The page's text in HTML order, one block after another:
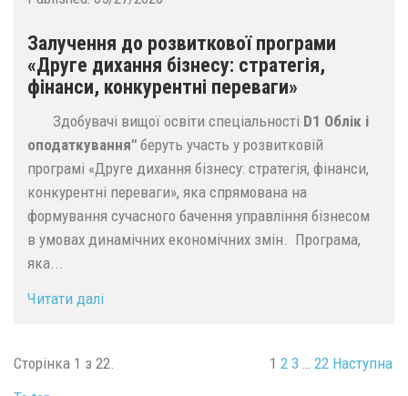
Залучення до розвиткової програми
«Друге дихання бізнесу: стратегія,
фінанси, конкурентні переваги»
Здобувачі вищої освіти спеціальності D1 Облік і
оподаткування" беруть участь у розвитковій
програмі «Друге дихання бізнесу: стратегія, фінанси,
конкурентні переваги», яка спрямована на
формування сучасного бачення управління бізнесом
в умовах динамічних економічних змін. Програма,
яка...
Читати далі
Сторінка 1 з 22. 1 2 3 22 Наступна